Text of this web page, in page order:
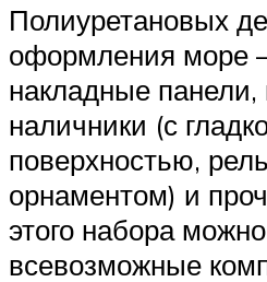
Полиуретановых
оформления море
накладные панели,
наличники (с
поверхностью,
орнаментом) и
этого набора
всевозможные